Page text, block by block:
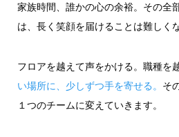
家族時間、誰かの心の余裕。その全
は、長く笑顔を届けることは難しく
フロアを越えて声をかける。職種を
い場所に、少しずつ手を寄せる。 そ
１つのチームに変えていきます。